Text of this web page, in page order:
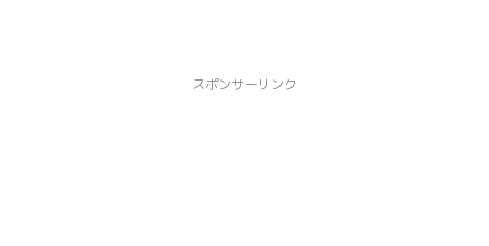
スポンサーリンク